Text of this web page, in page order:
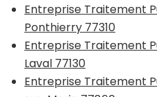
Entreprise Traitement
Ponthierry 77310
Entreprise Traitement
Laval 77130
Entreprise Traitement